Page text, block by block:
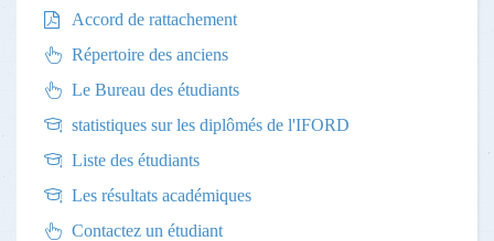
Accord de rattachement
Répertoire des anciens
Le Bureau des étudiants
statistiques sur les diplômés de l'IFORD
Liste des étudiants
Les résultats académiques
Contactez un étudiant